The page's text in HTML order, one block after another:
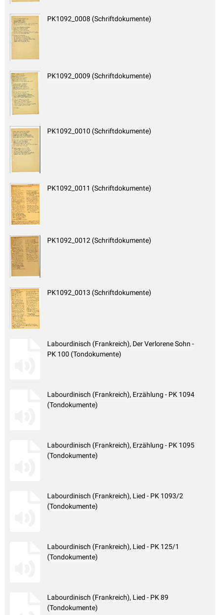
PK1092_0008 (Schriftdokumente)
PK1092_0009 (Schriftdokumente)
PK1092_0010 (Schriftdokumente)
PK1092_0011 (Schriftdokumente)
PK1092_0012 (Schriftdokumente)
PK1092_0013 (Schriftdokumente)
Labourdinisch (Frankreich), Der Verlorene Sohn -
PK 100 (Tondokumente)
Labourdinisch (Frankreich), Erzählung - PK 1094
(Tondokumente)
Labourdinisch (Frankreich), Erzählung - PK 1095
(Tondokumente)
Labourdinisch (Frankreich), Lied - PK 1093/2
(Tondokumente)
Labourdinisch (Frankreich), Lied - PK 125/1
(Tondokumente)
Labourdinisch (Frankreich), Lied - PK 89
(Tondokumente)